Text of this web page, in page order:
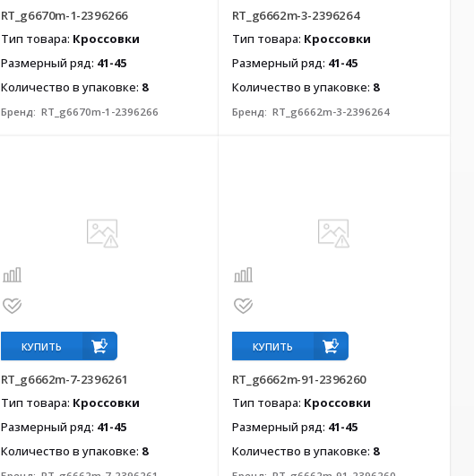
RT_g6670m-1-2396266
Тип товара: Кроссовки
Размерный ряд: 41-45
Количество в упаковке: 8
Бренд: RT_g6670m-1-2396266
RT_g6662m-3-2396264
Тип товара: Кроссовки
Размерный ряд: 41-45
Количество в упаковке: 8
Бренд: RT_g6662m-3-2396264
КУПИТЬ
RT_g6662m-7-2396261
Тип товара: Кроссовки
Размерный ряд: 41-45
Количество в упаковке: 8
КУПИТЬ
RT_g6662m-91-2396260
Тип товара: Кроссовки
Размерный ряд: 41-45
Количество в упаковке: 8